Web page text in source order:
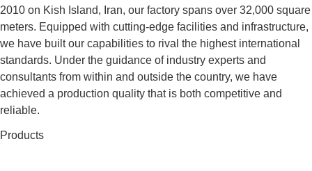
2010 on Kish Island, Iran, our factory spans over 32,000 square
meters. Equipped with cutting-edge facilities and infrastructure,
we have built our capabilities to rival the highest international
standards. Under the guidance of industry experts and
consultants from within and outside the country, we have
achieved a production quality that is both competitive and
reliable.
Products